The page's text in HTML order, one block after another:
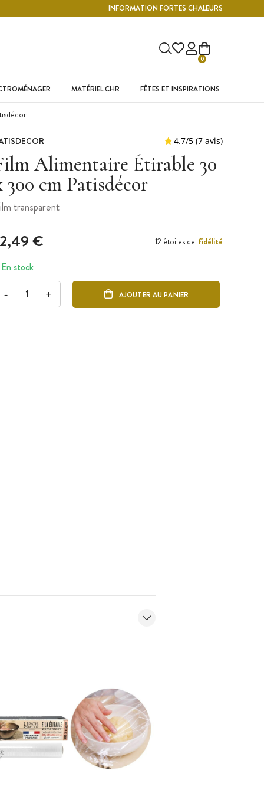
INFORMATION FORTES CHALEURS
0
MATÉRIEL CHR FÊTES ET INSPIRATIONS
Alimentaire Étirable 30
300 cm Patisdécor
transparent
€ + 12 étoiles de fidélité
En stock
- + AJOUTER AU PANIER